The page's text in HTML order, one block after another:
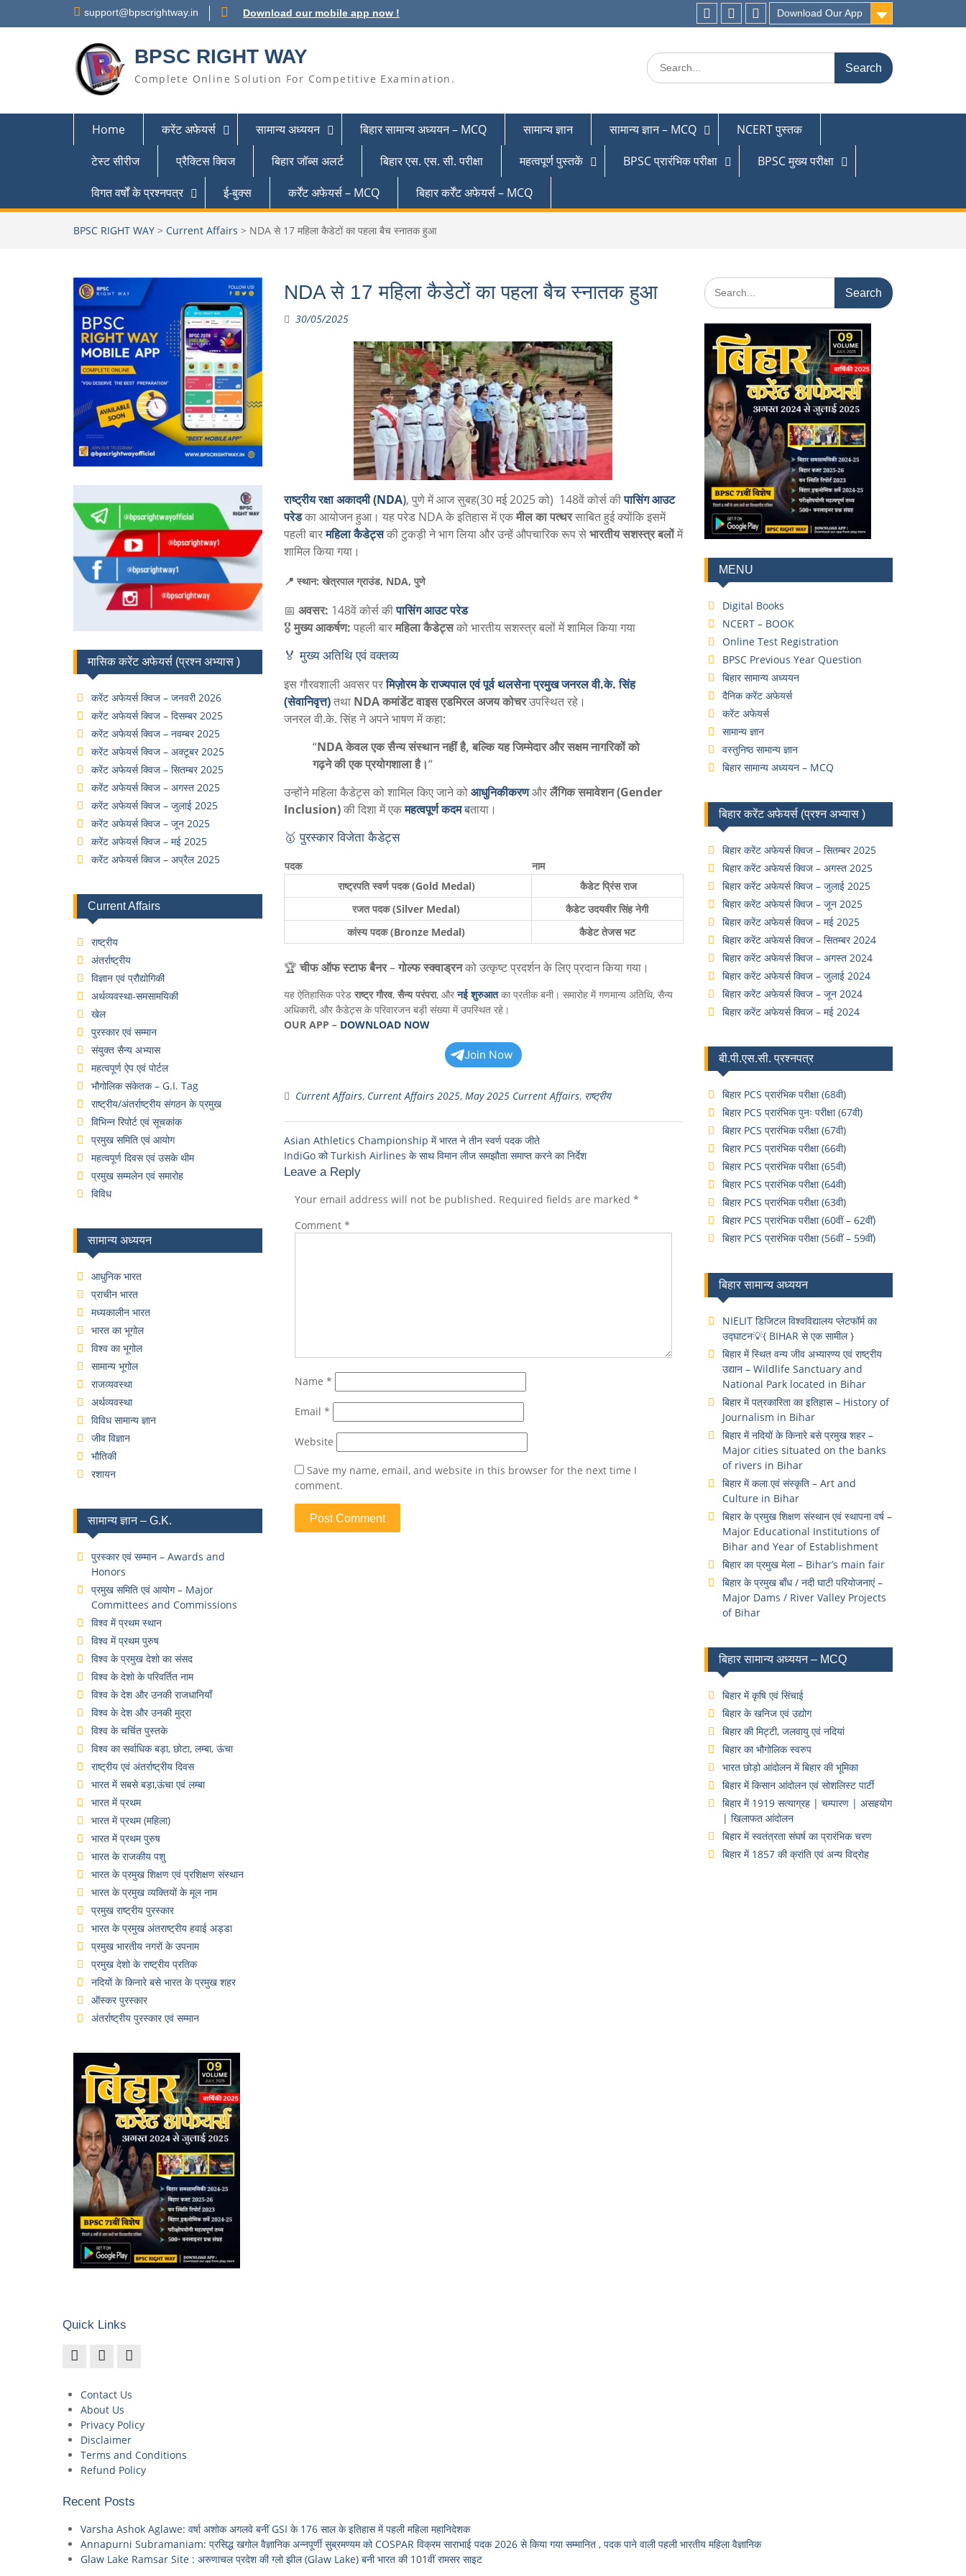
support@bpscrightway.in Download our mobile app now ! Download Our App
BPSC RIGHT WAY
Complete Online Solution For Competitive Examination.
Home करेंट अफेयर्स सामान्य अध्ययन बिहार सामान्य अध्ययन – MCQ सामान्य ज्ञान सामान्य ज्ञान – MCQ
NCERT पुस्तक
टेस्ट सीरीज
प्रैक्टिस क्विज बिहार जॉब्स अलर्ट बिहार एस. एस. सी. परीक्षा महत्वपूर्ण पुस्तकें BPSC प्रारंभिक परीक्षा
BPSC मुख्य परीक्षा
विगत वर्षों के प्रश्नपत्र
ई-बुक्स कर्रेंट अफेयर्स – MCQ बिहार कर्रेंट अफेयर्स – MCQ
BPSC RIGHT WAY > Current Affairs > NDA से 17 महिला कैडेटों का पहला बैच स्नातक हुआ
NDA से 17 महिला कैडेटों का पहला बैच स्नातक हुआ
30/05/2025
राष्ट्रीय रक्षा अकादमी (NDA), पुणे में आज सुबह(30 मई 2025 को) 148वें कोर्स कीपासिंग आउट
परेड का आयोजन हुआ। यह परेड NDA के इतिहास में एकमील का पत्थरसाबित हुई क्योंकि इसमें
पहली बारमहिला कैडेट्सकी टुकड़ी ने भाग लिया और उन्हें औपचारिक रूप सेभारतीय सशस्त्र बलोंमें
शामिल किया गया।
📍 स्थान: खेत्रपाल ग्राउंड, NDA, पुणे
📅 अवसर: 148वें कोर्स कीपासिंग आउट परेड
🎖️मुख्य आकर्षण: पहली बारमहिला कैडेट्सको भारतीय सशस्त्र बलों में शामिल किया गया
🏅 मुख्य अतिथि एवं वक्तव्य
इस गौरवशाली अवसर परमिज़ोरम के राज्यपाल एवं पूर्व थलसेना प्रमुख जनरल वी.के. सिंह
(सेवानिवृत्त) तथा NDA कमांडेंट वाइस एडमिरल अजय कोचरउपस्थित रहे।
जनरल वी.के. सिंह ने अपने भाषण में कहा:
“NDA केवल एक सैन्य संस्थान नहीं है, बल्कि यह जिम्मेदार और सक्षम नागरिकों को
गढ़ने की एक प्रयोगशाला है।“
उन्होंने महिला कैडेट्स को शामिल किए जाने कोआधुनिकीकरण औरलैंगिक समावेशन (Gender
Inclusion)की दिशा में एकमहत्वपूर्ण कदमबताया।
🥇 पुरस्कार विजेता कैडेट्स
पदक
नाम
राष्ट्रपति स्वर्ण पदक (Gold Medal)
कैडेट प्रिंस राज
रजत पदक (Silver Medal)
कैडेट उदयवीर सिंह नेगी
कांस्य पदक (Bronze Medal)
कैडेट तेजस भट
🏆चीफ ऑफ स्टाफ बैनर–गोल्फ स्क्वाड्रनको उत्कृष्ट प्रदर्शन के लिए प्रदान किया गया।
यह ऐतिहासिक परेड राष्ट्र गौरव, सैन्य परंपरा, औरनई शुरुआत का प्रतीक बनी। समारोह में गणमान्य अतिथि, सैन्य
अधिकारी, और कैडेट्स के परिवारजन बड़ी संख्या में उपस्थित रहे।
OUR APP – DOWNLOAD NOW
Join Now
Current Affairs, Current Affairs 2025, May 2025 Current Affairs, राष्ट्रीय
Asian Athletics Championship में भारत ने तीन स्वर्ण पदक जीते
IndiGo को Turkish Airlines के साथ विमान लीज समझौता समाप्त करने का निर्देश
Leave a Reply
Your email address will not be published. Required fields are marked *
Comment *
Name *
Email *
Website
Save my name, email, and website in this browser for the next time I
comment.
MENU
Digital Books
NCERT – BOOK
Online Test Registration
BPSC Previous Year Question
बिहार सामान्य अध्ययन
दैनिक करेंट अफेयर्स
करेंट अफेयर्स
सामान्य ज्ञान
वस्तुनिष्ठ सामान्य ज्ञान
बिहार सामान्य अध्ययन – MCQ
बिहार करेंट अफेयर्स (प्रश्न अभ्यास )
बिहार करेंट अफेयर्स क्विज – सितम्बर 2025
बिहार करेंट अफेयर्स क्विज – अगस्त 2025
बिहार करेंट अफेयर्स क्विज – जुलाई 2025
बिहार करेंट अफेयर्स क्विज – जून 2025
बिहार करेंट अफेयर्स क्विज – मई 2025
बिहार करेंट अफेयर्स क्विज – सितम्बर 2024
बिहार करेंट अफेयर्स क्विज – अगस्त 2024
बिहार करेंट अफेयर्स क्विज – जुलाई 2024
बिहार करेंट अफेयर्स क्विज – जून 2024
बिहार करेंट अफेयर्स क्विज – मई 2024
बी.पी.एस.सी. प्रश्नपत्र
बिहार PCS प्रारंभिक परीक्षा (68वी)
बिहार PCS प्रारंभिक पुनः परीक्षा (67वी)
बिहार PCS प्रारंभिक परीक्षा (67वी)
बिहार PCS प्रारंभिक परीक्षा (66वी)
बिहार PCS प्रारंभिक परीक्षा (65वी)
बिहार PCS प्रारंभिक परीक्षा (64वी)
बिहार PCS प्रारंभिक परीक्षा (63वी)
बिहार PCS प्रारंभिक परीक्षा (60वीं – 62वीं)
बिहार PCS प्रारंभिक परीक्षा (56वीं – 59वीं)
बिहार सामान्य अध्ययन
NIELIT डिजिटल विश्वविद्यालय प्लेटफॉर्म का
उद्घाटन💡{ BIHAR से एक सामील }
बिहार में स्थित वन्य जीव अभ्यारण्य एवं राष्ट्रीय
उद्यान – Wildlife Sanctuary and
National Park located in Bihar
बिहार में पत्रकारिता का इतिहास – History of
Journalism in Bihar
बिहार में नदियों के किनारे बसे प्रमुख शहर –
Major cities situated on the banks
of rivers in Bihar
बिहार में कला एवं संस्कृति – Art and
Culture in Bihar
बिहार के प्रमुख शिक्षण संस्थान एवं स्थापना वर्ष –
Major Educational Institutions of
Bihar and Year of Establishment
बिहार का प्रमुख मेला – Bihar’s main fair
बिहार के प्रमुख बाँध / नदी घाटी परियोजनाएं –
Major Dams / River Valley Projects
of Bihar
बिहार सामान्य अध्ययन – MCQ
बिहार में कृषि एवं सिंचाई
बिहार के खनिज एवं उद्योग
बिहार की मिट्टी, जलवायु एवं नदियां
बिहार का भौगोलिक स्वरुप
भारत छोड़ो आंदोलन में बिहार की भूमिका
बिहार में किसान आंदोलन एवं सोशलिस्ट पार्टी
बिहार में 1919 सत्याग्रह | चम्पारण | असहयोग
| खिलाफत आंदोलन
बिहार में स्वतंत्रता संघर्ष का प्रारंभिक चरण
बिहार में 1857 की क्रांति एवं अन्य विद्रोह
मासिक करेंट अफेयर्स (प्रश्न अभ्यास )
करेंट अफेयर्स क्विज – जनवरी 2026
करेंट अफेयर्स क्विज – दिसम्बर 2025
करेंट अफेयर्स क्विज – नवम्बर 2025
करेंट अफेयर्स क्विज – अक्टूबर 2025
करेंट अफेयर्स क्विज – सितम्बर 2025
करेंट अफेयर्स क्विज – अगस्त 2025
करेंट अफेयर्स क्विज – जुलाई 2025
करेंट अफेयर्स क्विज – जून 2025
करेंट अफेयर्स क्विज – मई 2025
करेंट अफेयर्स क्विज – अप्रैल 2025
Current Affairs
राष्ट्रीय
अंतर्राष्ट्रीय
विज्ञान एवं प्रौद्योगिकी
अर्थव्यवस्था-समसामयिकी
खेल
पुरस्कार एवं सम्मान
संयुक्त सैन्य अभ्यास
महत्वपूर्ण ऐप एवं पोर्टल
भौगोलिक संकेतक – G.I. Tag
राष्ट्रीय/अंतर्राष्ट्रीय संगठन के प्रमुख
विभिन्न रिपोर्ट एवं सूचकांक
प्रमुख समिति एवं आयोग
महत्वपूर्ण दिवस एवं उसके थीम
प्रमुख सम्मलेन एवं समारोह
विविध
सामान्य अध्ययन
आधुनिक भारत
प्राचीन भारत
मध्यकालीन भारत
भारत का भूगोल
विश्व का भूगोल
सामान्य भूगोल
राजव्यवस्था
अर्थव्यवस्था
विविध सामान्य ज्ञान
जीव विज्ञान
भौतिकी
रशायन
सामान्य ज्ञान – G.K.
पुरस्कार एवं सम्मान – Awards and
Honors
प्रमुख समिति एवं आयोग – Major
Committees and Commissions
विश्व में प्रथम स्थान
विश्व में प्रथम पुरुष
विश्व के प्रमुख देशो का संसद
विश्व के देशो के परिवर्तित नाम
विश्व के देश और उनकी राजधानियाँ
विश्व के देश और उनकी मुद्रा
विश्व के चर्चित पुस्तके
विश्व का सर्वाधिक बड़ा, छोटा, लम्बा, ऊंचा
राष्ट्रीय एवं अंतर्राष्ट्रीय दिवस
भारत में सबसे बड़ा,ऊंचा एवं लम्बा
भारत में प्रथम
भारत में प्रथम (महिला)
भारत में प्रथम पुरुष
भारत के राजकीय पशु
भारत के प्रमुख शिक्षण एवं प्रशिक्षण संस्थान
भारत के प्रमुख व्यक्तियों के मूल नाम
प्रमुख राष्ट्रीय पुरस्कार
भारत के प्रमुख अंतराष्ट्रीय हवाई अड्डा
प्रमुख भारतीय नगरों के उपनाम
प्रमुख देशो के राष्ट्रीय प्रतिक
नदियों के किनारे बसे भारत के प्रमुख शहर
ऑस्कर पुरस्कार
अंतर्राष्ट्रीय पुरस्कार एवं सम्मान
Quick Links
Contact Us
About Us
Privacy Policy
Disclaimer
Terms and Conditions
Refund Policy
Recent Posts
Varsha Ashok Aglawe: वर्षा अशोक अगलवे बनीं GSI के 176 साल के इतिहास में पहली महिला महानिदेशक
Annapurni Subramaniam: प्रसिद्ध खगोल वैज्ञानिक अन्नपूर्णी सुब्रमण्यम को COSPAR विक्रम साराभाई पदक 2026 से किया गया सम्मानित , पदक पाने वाली पहली भारतीय महिला वैज्ञानिक
Glaw Lake Ramsar Site : अरुणाचल प्रदेश की ग्लो झील (Glaw Lake) बनी भारत की 101वीं रामसर साइट